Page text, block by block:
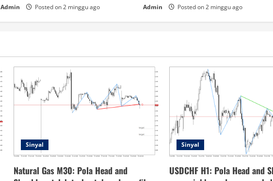
Admin Posted on 2 minggu ago Admin Posted on 2 minggu ago
Sinyal
Natural Gas M30: Pola Head and
Sinyal
USDCHF H1: Pola Head and